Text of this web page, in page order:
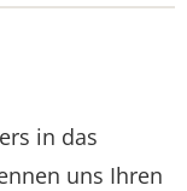
in das
uns Ihren